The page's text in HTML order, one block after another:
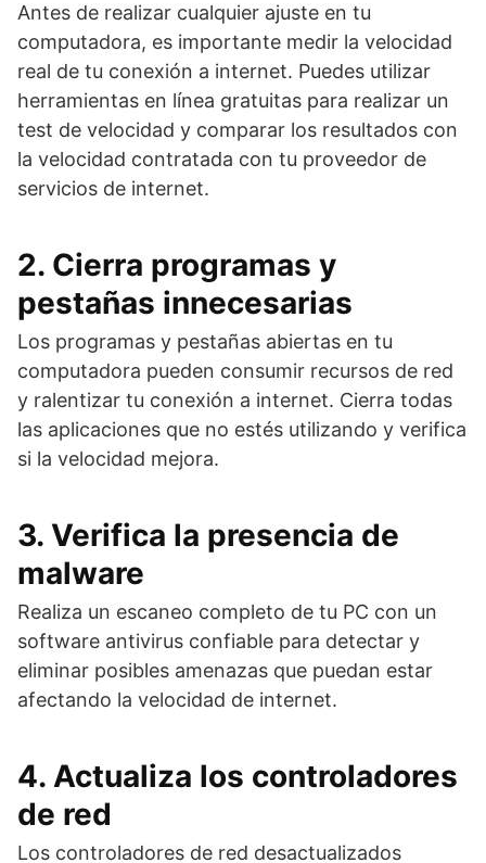
Antes de realizar cualquier ajuste en tu
computadora, es importante medir la velocidad
real de tu conexión a internet. Puedes utilizar
herramientas en línea gratuitas para realizar un
test de velocidad y comparar los resultados con
la velocidad contratada con tu proveedor de
servicios de internet.
2. Cierra programas y
pestañas innecesarias
Los programas y pestañas abiertas en tu
computadora pueden consumir recursos de red
y ralentizar tu conexión a internet. Cierra todas
las aplicaciones que no estés utilizando y verifica
si la velocidad mejora.
3. Verifica la presencia de
malware
Realiza un escaneo completo de tu PC con un
software antivirus confiable para detectar y
eliminar posibles amenazas que puedan estar
afectando la velocidad de internet.
4. Actualiza los controladores
de red
Los controladores de red desactualizados